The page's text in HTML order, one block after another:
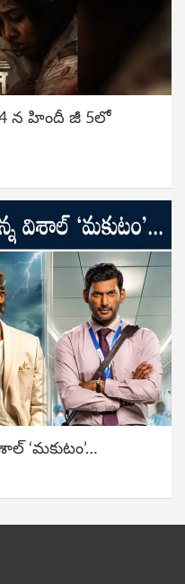
న హిందీ జీ 5లో
‘మకుటం’…